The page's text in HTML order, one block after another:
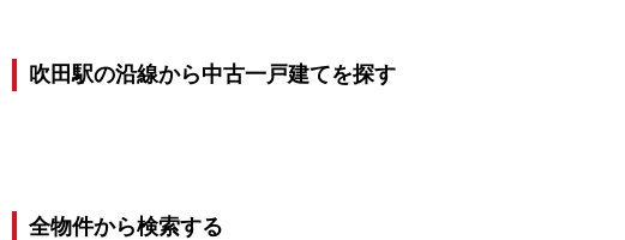
吹田駅の沿線から中古一戸建てを探す
全物件から検索する